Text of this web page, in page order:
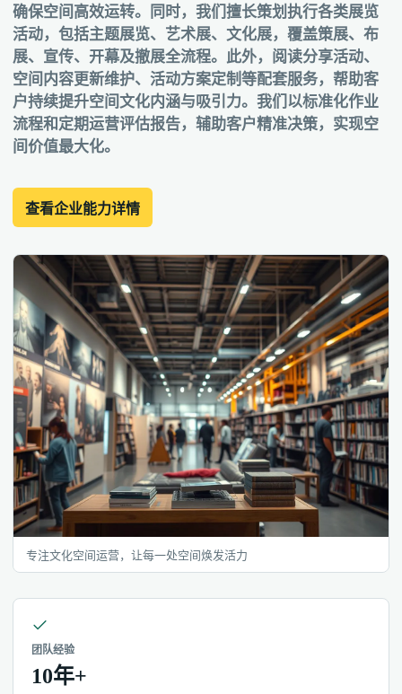
确保空间高效运转。同时，我们擅长策划执行各类展览
活动，包括主题展览、艺术展、文化展，覆盖策展、布
展、宣传、开幕及撤展全流程。此外，阅读分享活动、
空间内容更新维护、活动方案定制等配套服务，帮助客
户持续提升空间文化内涵与吸引力。我们以标准化作业
流程和定期运营评估报告，辅助客户精准决策，实现空
间价值最大化。
查看企业能力详情
专注文化空间运营，让每一处空间焕发活力
团队经验
10年+